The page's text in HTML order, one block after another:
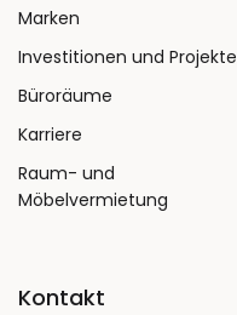
Marken
Investitionen und Projekte
Büroräume
Karriere
Raum- und
Möbelvermietung
Kontakt